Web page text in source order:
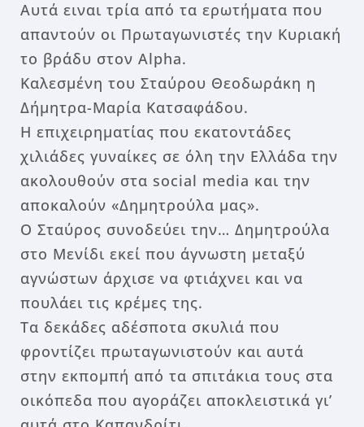
Αυτά ειναι τρία από τα ερωτήματα που
απαντούν οι Πρωταγωνιστές την Κυριακή
το βράδυ στον Alpha.
Καλεσμένη του Σταύρου Θεοδωράκη η
Δήμητρα-Μαρία Κατσαφάδου.
Η επιχειρηματίας που εκατοντάδες
χιλιάδες γυναίκες σε όλη την Ελλάδα την
ακολουθούν στα social media και την
αποκαλούν «Δημητρούλα μας».
Ο Σταύρος συνοδεύει την… Δημητρούλα
στο Μενίδι εκεί που άγνωστη μεταξύ
αγνώστων άρχισε να φτιάχνει και να
πουλάει τις κρέμες της.
Τα δεκάδες αδέσποτα σκυλιά που
φροντίζει πρωταγωνιστούν και αυτά
στην εκπομπή από τα σπιτάκια τους στα
οικόπεδα που αγοράζει αποκλειστικά γι’